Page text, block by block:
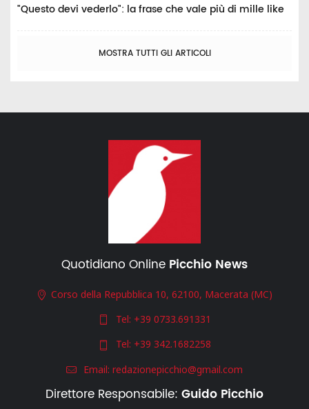
"Questo devi vederlo": la frase che vale più di mille like
MOSTRA TUTTI GLI ARTICOLI
Quotidiano Online Picchio News
Corso della Repubblica 10, 62100, Macerata (MC)
Tel: +39 0733.691331
Tel: +39 342.1682258
Email: redazionepicchio@gmail.com
Direttore Responsabile: Guido Picchio